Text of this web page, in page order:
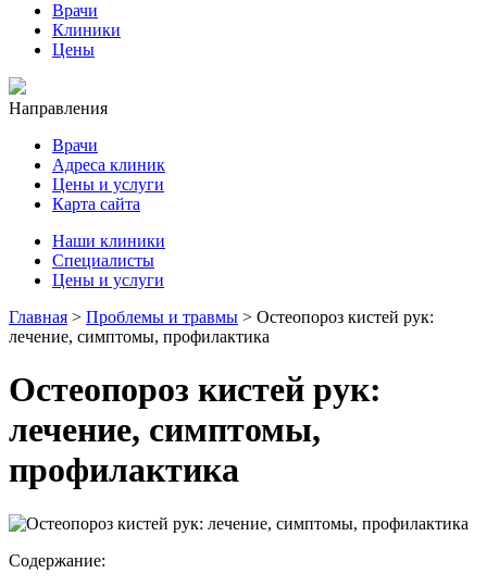
Врачи
Клиники
Цены
Направления
Врачи
Адреса клиник
Цены и услуги
Карта сайта
Наши клиники
Специалисты
Цены и услуги
Главная > Проблемы и травмы > Остеопороз кистей рук:
лечение, симптомы, профилактика
Остеопороз кистей рук:
лечение, симптомы,
профилактика
Содержание: